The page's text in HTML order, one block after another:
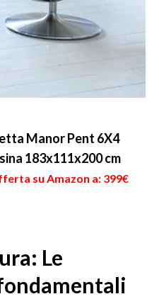
Manor Pent 6X4
183x111x200 cm
su Amazon a: 399€
Le